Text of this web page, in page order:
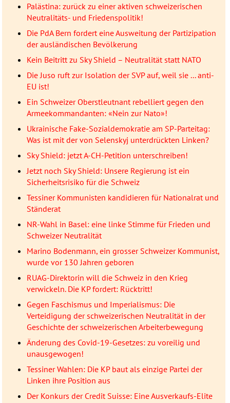
Palästina: zurück zu einer aktiven schweizerischen
Neutralitäts- und Friedenspolitik!
Die PdA Bern fordert eine Ausweitung der Partizipation
der ausländischen Bevölkerung
Kein Beitritt zu Sky Shield – Neutralität statt NATO
Die Juso ruft zur Isolation der SVP auf, weil sie ... anti-
EU ist!
Ein Schweizer Oberstleutnant rebelliert gegen den
Armeekommandanten: «Nein zur Nato»!
Ukrainische Fake-Sozialdemokratie am SP-Parteitag:
Was ist mit der von Selenskyj unterdrückten Linken?
Sky Shield: jetzt A-CH-Petition unterschreiben!
Jetzt noch Sky Shield: Unsere Regierung ist ein
Sicherheitsrisiko für die Schweiz
Tessiner Kommunisten kandidieren für Nationalrat und
Ständerat
NR-Wahl in Basel: eine linke Stimme für Frieden und
Schweizer Neutralität
Marino Bodenmann, ein grosser Schweizer Kommunist,
wurde vor 130 Jahren geboren
RUAG-Direktorin will die Schweiz in den Krieg
verwickeln. Die KP fordert: Rücktritt!
Gegen Faschismus und Imperialismus: Die
Verteidigung der schweizerischen Neutralität in der
Geschichte der schweizerischen Arbeiterbewegung
Änderung des Covid-19-Gesetzes: zu voreilig und
unausgewogen!
Tessiner Wahlen: Die KP baut als einzige Partei der
Linken ihre Position aus
Der Konkurs der Credit Suisse: Eine Ausverkaufs-Elite